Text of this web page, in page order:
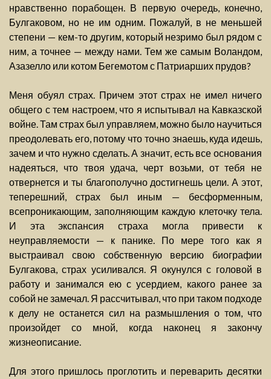
нравственно порабощен. В первую очередь, конечно,
Булгаковом, но не им одним. Пожалуй, в не меньшей
степени — кем-то другим, который незримо был рядом с
ним, а точнее — между нами. Тем же самым Воландом,
Азазелло или котом Бегемотом с Патриарших прудов?
Меня обуял страх. Причем этот страх не имел ничего
общего с тем настроем, что я испытывал на Кавказской
войне. Там страх был управляем, можно было научиться
преодолевать его, потому что точно знаешь, куда идешь,
зачем и что нужно сделать. А значит, есть все основания
надеяться, что твоя удача, черт возьми, от тебя не
отвернется и ты благополучно достигнешь цели. А этот,
теперешний, страх был иным — бесформенным,
всепроникающим, заполняющим каждую клеточку тела.
И эта экспансия страха могла привести к
неуправляемости — к панике. По мере того как я
выстраивал свою собственную версию биографии
Булгакова, страх усиливался. Я окунулся с головой в
работу и занимался ею с усердием, какого ранее за
собой не замечал. Я рассчитывал, что при таком подходе
к делу не останется сил на размышления о том, что
произойдет со мной, когда наконец я закончу
жизнеописание.
Для этого пришлось проглотить и переварить десятки